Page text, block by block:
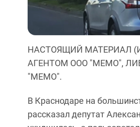
НАСТОЯЩИЙ МАТЕРИАЛ
АГЕНТОМ ООО "МЕМО",
"МЕМО".
В Краснодаре на
рассказал депутат